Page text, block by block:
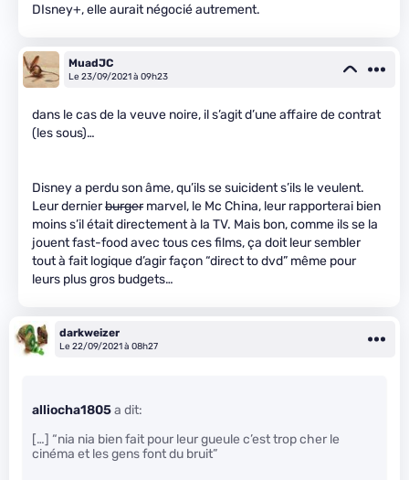
DIsney+, elle aurait négocié autrement.
MuadJC
Le 23/09/2021 à 09h23
dans le cas de la veuve noire, il s’agit d’une affaire de contrat
(les sous)…
Disney a perdu son âme, qu’ils se suicident s’ils le veulent.
Leur dernierburgermarvel, le Mc China, leur rapporterai bien
moins s’il était directement à la TV. Mais bon, comme ils se la
jouent fast-food avec tous ces films, ça doit leur sembler
tout à fait logique d’agir façon “direct to dvd” même pour
leurs plus gros budgets…
darkweizer
Le 22/09/2021 à 08h27
alliocha1805a dit:
[…] “nia nia bien fait pour leur gueule c’est trop cher le
cinéma et les gens font du bruit”